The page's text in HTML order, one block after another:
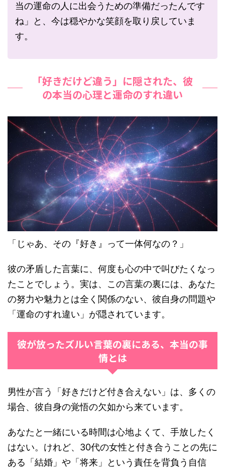
当の運命の人に出会うための準備だったんです
ね」と、今は穏やかな笑顔を取り戻していま
す。
「好きだけど違う」に隠された、彼
の本当の心理と運命のすれ違い
「じゃあ、その『好き』って一体何なの？」
彼の矛盾した言葉に、何度も心の中で叫びたくなっ
たことでしょう。実は、この言葉の裏には、あなた
の努力や魅力とは全く関係のない、彼自身の問題や
「運命のすれ違い」が隠されています。
彼が放ったズルい言葉の裏にある、本当の事
情とは
男性が言う「好きだけど付き合えない」は、多くの
場合、彼自身の覚悟の欠如から来ています。
あなたと一緒にいる時間は心地よくて、手放したく
はない。けれど、30代の女性と付き合うことの先に
ある「結婚」や「将来」という責任を背負う自信